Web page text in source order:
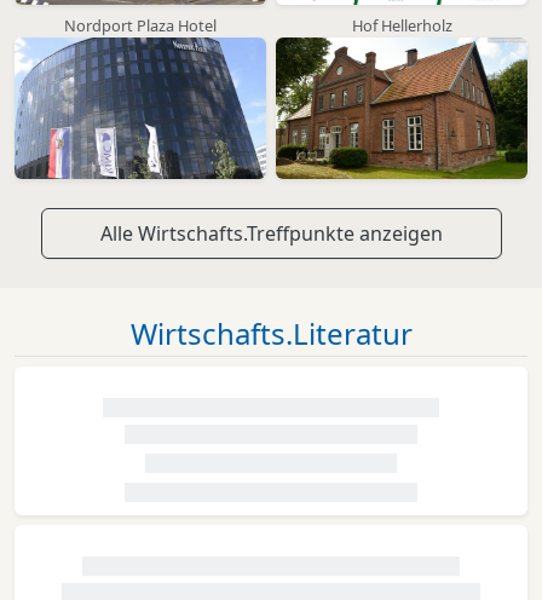
Nordport Plaza Hotel Hof Hellerholz
Alle Wirtschafts.Treffpunkte anzeigen
Wirtschafts.Literatur